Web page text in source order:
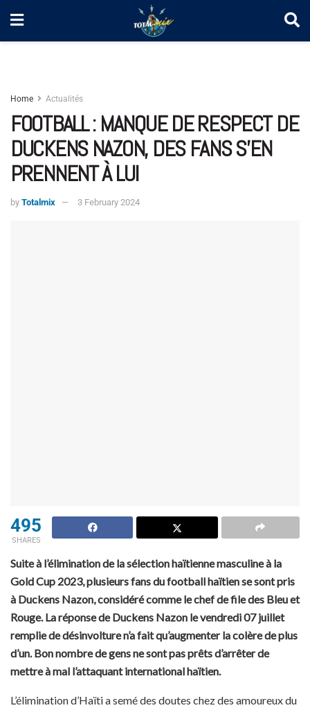
Home Actualités
FOOTBALL : MANQUE DE RESPECT DE
DUCKENS NAZON, DES FANS S’EN
PRENNENT À LUI
by Totalmix 3 February 2024
495
SHARES
Suite à l’élimination de la sélection haïtienne masculine à la
Gold Cup 2023, plusieurs fans du football haïtien se sont pris
à Duckens Nazon, considéré comme le chef de file des Bleu et
Rouge. La réponse de Duckens Nazon le vendredi 07 juillet
remplie de désinvolture n’a fait qu’augmenter la colère de plus
d’un. Bon nombre de gens ne sont pas prêts d’arrêter de
mettre à mal l’attaquant international haïtien.
L’élimination d’Haïti a semé des doutes chez des amoureux du